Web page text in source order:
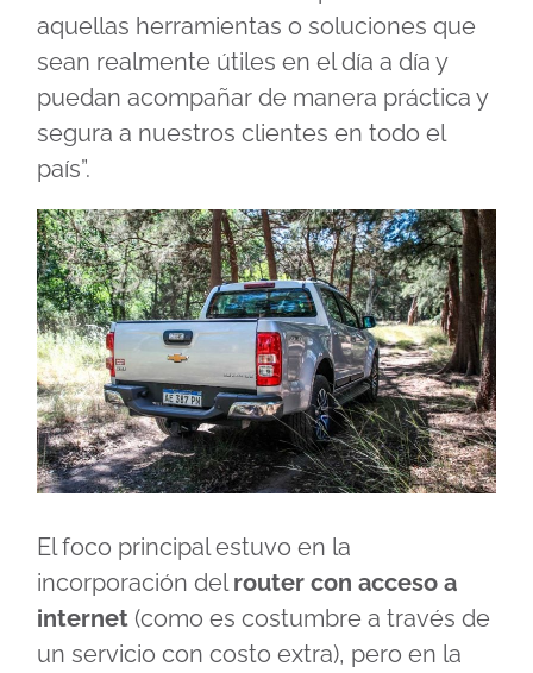
aquellas herramientas o soluciones que
sean realmente útiles en el día a día y
puedan acompañar de manera práctica y
segura a nuestros clientes en todo el
país”.
El foco principal estuvo en la
incorporación del router con acceso a
internet (como es costumbre a través de
un servicio con costo extra), pero en la